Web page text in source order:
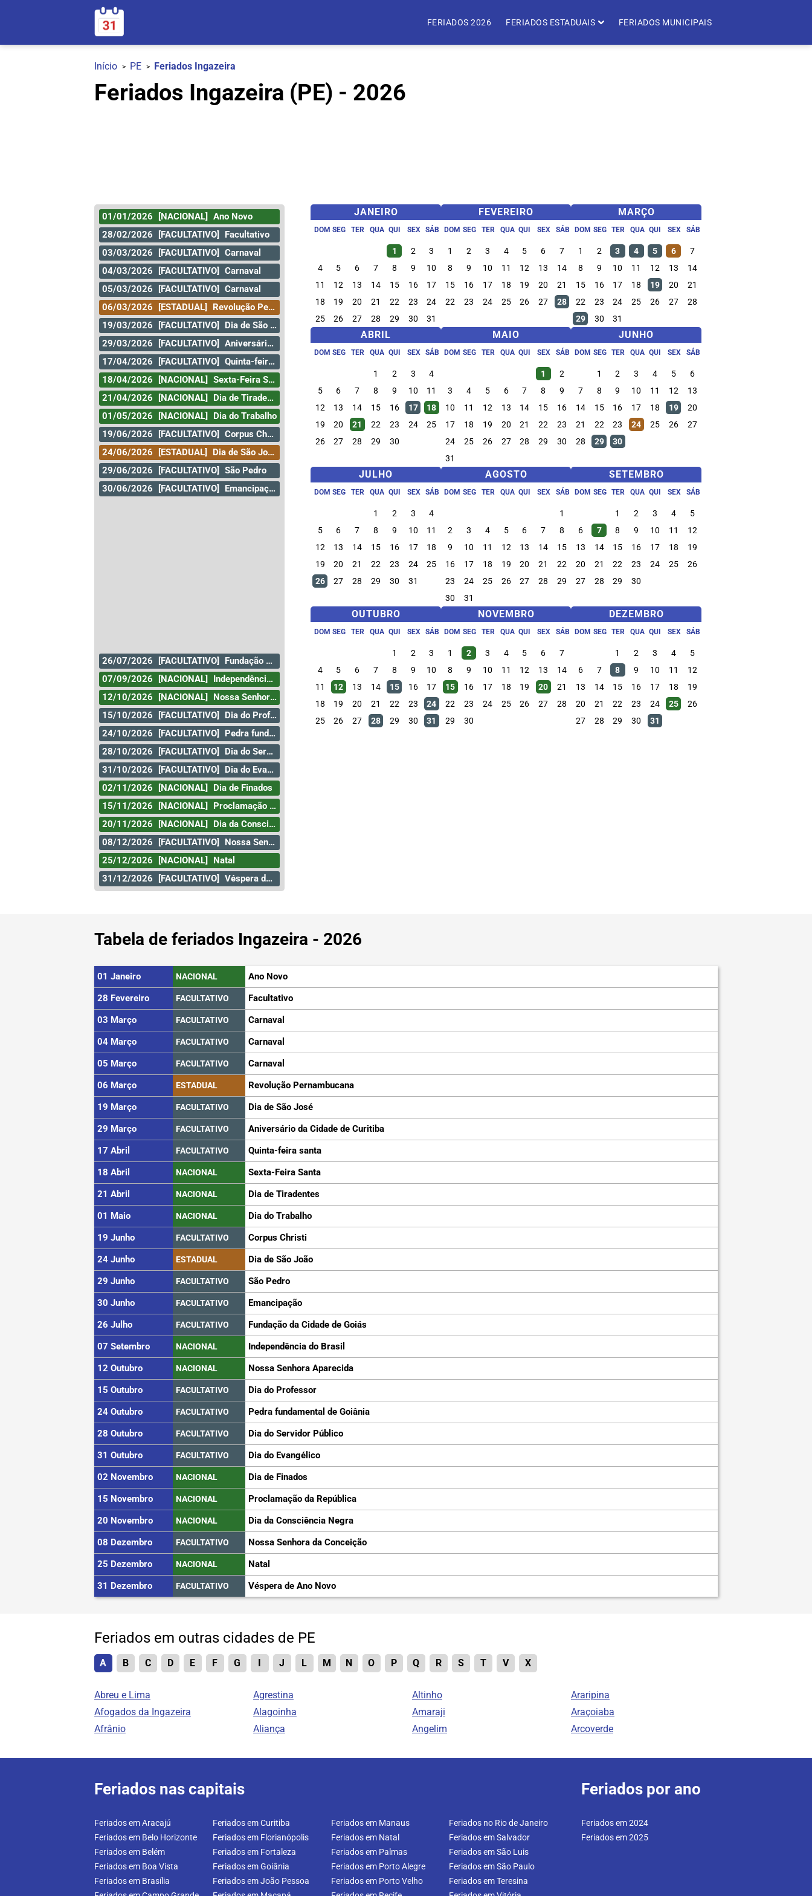
FERIADOS 2026 FERIADOS ESTADUAIS FERIADOS MUNICIPAIS
Início PE Feriados Ingazeira
Feriados Ingazeira (PE) - 2026
01/01/2026 [NACIONAL]
Ano Novo
28/02/2026
[FACULTATIVO]
Facultativo
03/03/2026
[FACULTATIVO]
Carnaval
04/03/2026
[FACULTATIVO]
Carnaval
05/03/2026
[FACULTATIVO]
Carnaval
06/03/2026
[ESTADUAL]
Revolução Pernambucana
19/03/2026
[FACULTATIVO]
Dia de São José
29/03/2026
[FACULTATIVO]
Aniversário da Cidade de Curitiba
17/04/2026
[FACULTATIVO]
Quinta-feira santa
18/04/2026
[NACIONAL]
Sexta-Feira Santa
21/04/2026
[NACIONAL]
Dia de Tiradentes
01/05/2026
[NACIONAL]
Dia do Trabalho
19/06/2026
[FACULTATIVO]
Corpus Christi
24/06/2026
[ESTADUAL]
Dia de São João
29/06/2026
[FACULTATIVO]
São Pedro
30/06/2026
[FACULTATIVO] Emancipação
26/07/2026 [FACULTATIVO]
Fundação da Cidade de Goiás
07/09/2026
[NACIONAL]
Independência do Brasil
12/10/2026
[NACIONAL]
Nossa Senhora Aparecida
15/10/2026
[FACULTATIVO]
Dia do Professor
24/10/2026
[FACULTATIVO]
Pedra fundamental de Goiânia
28/10/2026
[FACULTATIVO]
Dia do Servidor Público
31/10/2026
[FACULTATIVO]
Dia do Evangélico
02/11/2026
[NACIONAL]
Dia de Finados
15/11/2026
[NACIONAL]
Proclamação da República
20/11/2026
[NACIONAL]
Dia da Consciência Negra
08/12/2026
[FACULTATIVO]
Nossa Senhora da Conceição
25/12/2026
[NACIONAL]
Natal
31/12/2026
[FACULTATIVO] Véspera de Ano Novo
JANEIRO
DOM SEG TER QUA QUI SEX SÁB
1 2
3
4
5 6 7 8 9
10
11
12 13 14 15 16
17
18
19 20 21 22 23
24
25
26 27 28 29 30 31
FEVEREIRO
DOM SEG TER QUA QUI SEX SÁB
1 2 3 4 5 6
7
8
9 10 11 12 13
14
15
16 17 18 19 20
21
22
23 24 25 26 27 28
MARÇO
DOM SEG TER QUA QUI SEX SÁB
1 2 3 4 5 6
7
8
9 10 11 12 13
14
15
16 17 18 19 20
21
22
23 24 25 26 27
28
29
30 31
ABRIL
DOM SEG TER QUA QUI SEX SÁB
1 2 3
4
5
6 7 8 9 10
11
12
13 14 15 16 17
18
19
20 21 22 23 24
25
26
27 28 29 30
MAIO
DOM SEG TER QUA QUI SEX SÁB
1
2
3
4 5 6 7 8
9
10
11 12 13 14 15
16
17
18 19 20 21 22
23
24
25 26 27 28 29
30
31
JUNHO
DOM SEG TER QUA QUI SEX SÁB
1 2 3 4 5
6
7
8 9 10 11 12
13
14
15 16 17 18 19
20
21
22 23 24 25 26
27
28
29 30
JULHO
DOM SEG TER QUA QUI SEX SÁB
1 2 3
4
5
6 7 8 9 10
11
12
13 14 15 16 17
18
19
20 21 22 23 24
25
26
27 28 29 30 31
AGOSTO
DOM SEG TER QUA QUI SEX SÁB
1
2
3 4 5 6 7
8
9
10 11 12 13 14
15
16
17 18 19 20 21
22
23
24 25 26 27 28
29
30
31
SETEMBRO
DOM SEG TER QUA QUI SEX SÁB
1 2 3 4
5
6
7 8 9 10 11
12
13
14 15 16 17 18
19
20
21 22 23 24 25
26
27
28 29 30
OUTUBRO
DOM SEG TER QUA QUI SEX SÁB
1 2
3
4
5 6 7 8 9
10
11
12 13 14 15 16
17
18
19 20 21 22 23
24
25
26 27 28 29 30 31
NOVEMBRO
DOM SEG TER QUA QUI SEX SÁB
1 2 3 4 5 6
7
8
9 10 11 12 13
14
15
16 17 18 19 20
21
22
23 24 25 26 27
28
29
30
DEZEMBRO
DOM SEG TER QUA QUI SEX SÁB
1 2 3 4
5
6
7 8 9 10 11
12
13
14 15 16 17 18
19
20
21 22 23 24 25
26
27
28 29 30 31
Tabela de feriados Ingazeira - 2026
01 Janeiro NACIONAL
Ano Novo
28 Fevereiro
FACULTATIVO
Facultativo
03 Março
FACULTATIVO
Carnaval
04 Março
FACULTATIVO
Carnaval
05 Março
FACULTATIVO
Carnaval
06 Março
ESTADUAL
Revolução Pernambucana
19 Março
FACULTATIVO
Dia de São José
29 Março
FACULTATIVO
Aniversário da Cidade de Curitiba
17 Abril
FACULTATIVO
Quinta-feira santa
18 Abril
NACIONAL
Sexta-Feira Santa
21 Abril
NACIONAL
Dia de Tiradentes
01 Maio
NACIONAL
Dia do Trabalho
19 Junho
FACULTATIVO
Corpus Christi
24 Junho
ESTADUAL
Dia de São João
29 Junho
FACULTATIVO
São Pedro
30 Junho
FACULTATIVO
Emancipação
26 Julho
FACULTATIVO
Fundação da Cidade de Goiás
07 Setembro
NACIONAL
Independência do Brasil
12 Outubro
NACIONAL
Nossa Senhora Aparecida
15 Outubro
FACULTATIVO
Dia do Professor
24 Outubro
FACULTATIVO
Pedra fundamental de Goiânia
28 Outubro
FACULTATIVO
Dia do Servidor Público
31 Outubro
FACULTATIVO
Dia do Evangélico
02 Novembro
NACIONAL
Dia de Finados
15 Novembro
NACIONAL
Proclamação da República
20 Novembro
NACIONAL
Dia da Consciência Negra
08 Dezembro
FACULTATIVO
Nossa Senhora da Conceição
25 Dezembro
NACIONAL
Natal
31 Dezembro
FACULTATIVO Véspera de Ano Novo
Feriados em outras cidades de PE
A B C D E F G I J L M N O P Q R S T V X
Abreu e Lima
Afogados da Ingazeira
Afrânio
Agrestina
Alagoinha
Aliança
Altinho
Amaraji
Angelim
Araripina
Araçoiaba
Arcoverde
Feriados nas capitais
Feriados em Aracajú
Feriados em Belo Horizonte
Feriados em Belém
Feriados em Boa Vista
Feriados em Brasília
Feriados em Curitiba
Feriados em Florianópolis
Feriados em Fortaleza
Feriados em Goiânia
Feriados em João Pessoa
Feriados em Manaus
Feriados em Natal
Feriados em Palmas
Feriados em Porto Alegre
Feriados em Porto Velho
Feriados no Rio de Janeiro
Feriados em Salvador
Feriados em São Luis
Feriados em São Paulo
Feriados em Teresina
Feriados por ano
Feriados em 2024
Feriados em 2025